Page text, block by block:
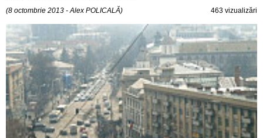
(8 octombrie 2013 - Alex POLICALĂ) 463 vizualizări